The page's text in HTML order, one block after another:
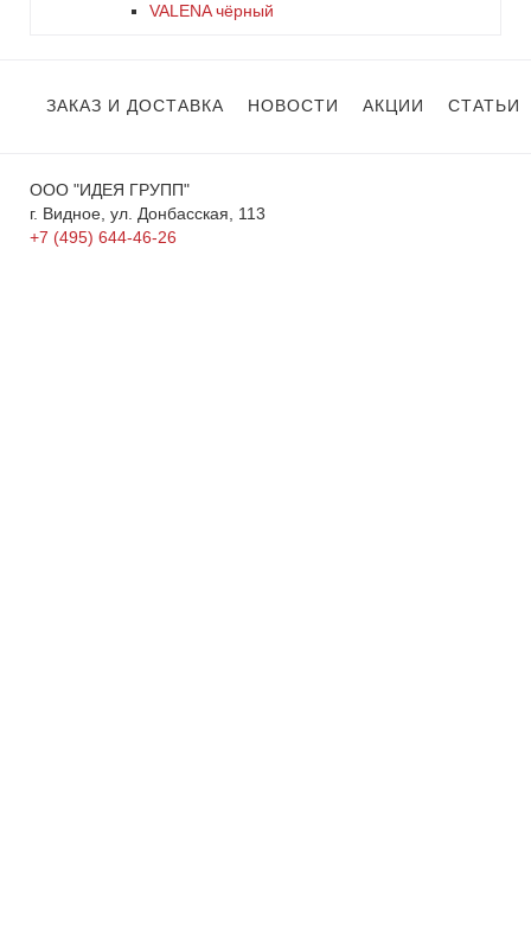
VALENA чёрный
ЗАКАЗ И ДОСТАВКА НОВОСТИ АКЦИИ СТАТЬИ
ООО "ИДЕЯ ГРУПП"
г. Видное, ул. Донбасская, 113
+7 (495) 644-46-26